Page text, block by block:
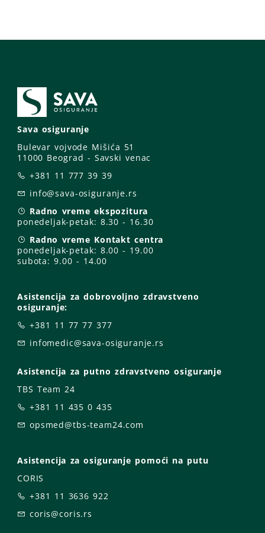
Sava osiguranje
Bulevar vojvode Mišića 51
11000 Beograd - Savski venac
+381 11 777 39 39
info@sava-osiguranje.rs
Radno vreme ekspozitura
ponedeljak-petak: 8.30 - 16.30
Radno vreme Kontakt centra
ponedeljak-petak: 8.00 - 19.00
subota: 9.00 - 14.00
Asistencija za dobrovoljno zdravstveno
osiguranje:
+381 11 77 77 377
infomedic@sava-osiguranje.rs
Asistencija za putno zdravstveno osiguranje
TBS Team 24
+381 11 435 0 435
opsmed@tbs-team24.com
Asistencija za osiguranje pomoći na putu
CORIS
+381 11 3636 922
coris@coris.rs